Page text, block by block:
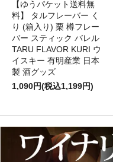
【ゆうパケット送料無
料】 タルフレーバー く
り (箱入り) 栗 樽フレー
バー スティック バレル
TARU FLAVOR KURI ウ
イスキー 有明産業 日本
製 酒グッズ
1,090円(税込1,199円)